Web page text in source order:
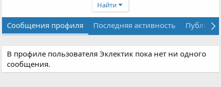
Найти
Сообщения профиля Последняя активность
В профиле пользователя Эклектик пока нет ни одного
сообщения.